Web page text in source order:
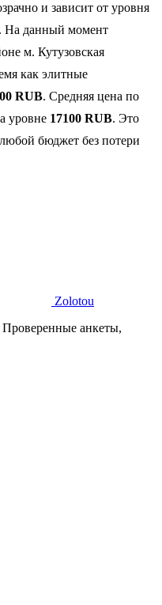
и зависит от уровня
На данный момент
м. Кутузовская
как элитные
RUB. Средняя цена по
уровне 17100 RUB. Это
бюджет без потери
Zolotou
анкеты,